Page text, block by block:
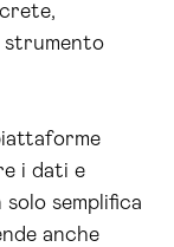
strumento
i dati e
semplifica
anche